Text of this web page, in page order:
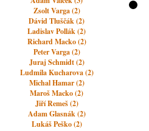
Zsolt Varga (2)
Dávid Tluščák (2)
Ladislav Pollák (2)
Richard Macko (2)
Peter Varga (2)
Juraj Schmidt (2)
Ludmila Kucharova (2)
Michal Hamar (2)
Maroš Macko (2)
Jiří Remeš (2)
Adam Glasnák (2)
Lukáš Peško (2)